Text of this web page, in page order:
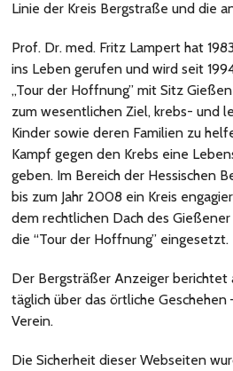
Linie der Kreis Bergstraße und die
Prof. Dr. med. Fritz Lampert hat
ins Leben gerufen und wird seit
„Tour der Hoffnung” mit Sitz
zum wesentlichen Ziel, krebs- und
Kinder sowie deren Familien zu
Kampf gegen den Krebs eine
geben. Im Bereich der Hessischen
bis zum Jahr 2008 ein Kreis
dem rechtlichen Dach des
die “Tour der Hoffnung” eingesetzt.
Der Bergsträßer Anzeigerberichtet
täglich über das örtliche Geschehen
Verein.
Die Sicherheit dieser Webseiten